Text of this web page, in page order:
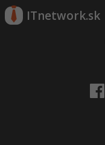
ITnetwork.sk